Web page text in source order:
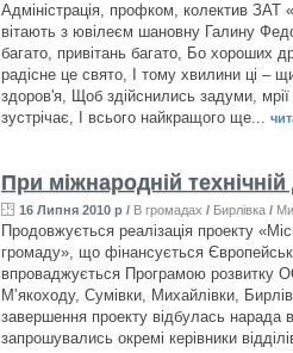
Адміністрація, профком, колектив
вітають з ювілеєм шановну Галину
багато, привітань багато, Бо хороших
радісне це свято, І тому хвилини ці –
здоров'я, Щоб здійснились задуми,
зустрічає, І всього найкращого ще...
При міжнародній
16 Липня 2010 р / В громадах / Бирлівка /
Продовжується реалізація проекту
громаду», що фінансується
впроваджується Програмою розвитку
М’якоходу, Сумівки, Михайлівки,
завершення проекту відбулась нарада
запрошувались окремі керівники